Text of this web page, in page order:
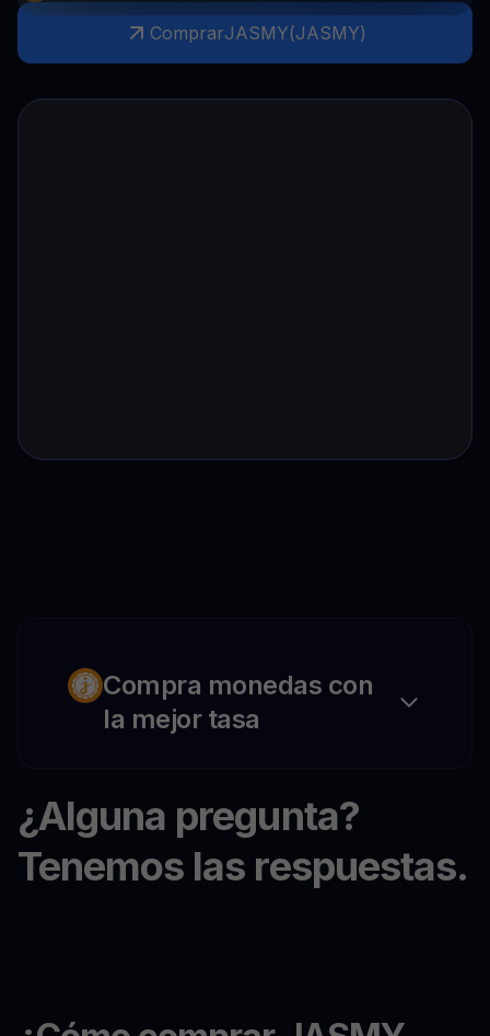
ComprarJASMY(JASMY)
Compra monedas con
la mejor tasa
¿Alguna pregunta?
Tenemos las respuestas.